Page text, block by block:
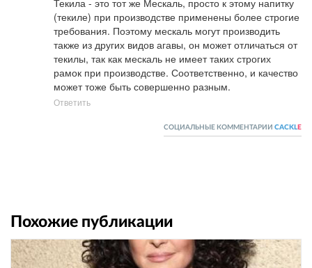
Текила - это тот же Мескаль, просто к этому напитку
(текиле) при производстве применены более строгие
требования. Поэтому мескаль могут производить
также из других видов агавы, он может отличаться от
текилы, так как мескаль не имеет таких строгих
рамок при производстве. Соответственно, и качество
может тоже быть совершенно разным.
Ответить
СОЦИАЛЬНЫЕ КОММЕНТАРИИ CACKL E
Похожие публикации